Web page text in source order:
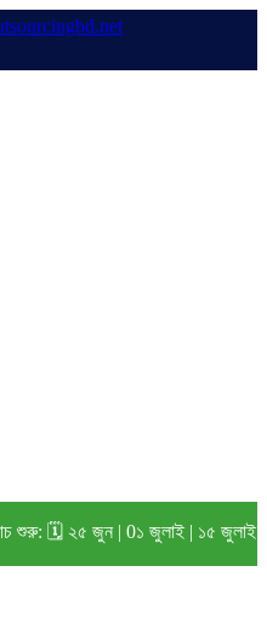
🗓️ ২৫ জুন | 0১ জুলাই | ১৫ জুলাই